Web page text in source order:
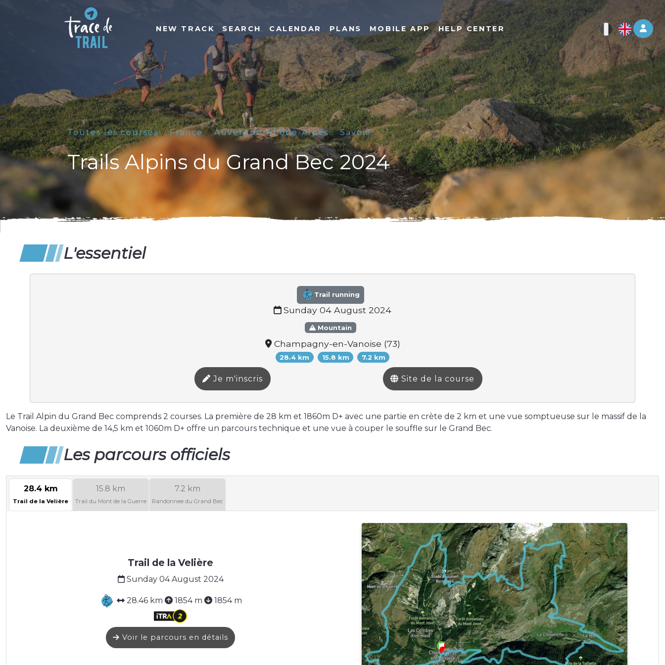
Log
NEW TRACK SEARCH CALENDAR PLANS MOBILE APP HELP CENTER
Toutes les courses France Auvergne-Rhône-Alpes Savoie
Trails Alpins du Grand Bec 2024
L'essentiel
Trail running
Sunday 04 August 2024
Mountain
Champagny-en-Vanoise (73)
28.4 km 15.8 km 7.2 km
Je m'inscris Site de la course
Le Trail Alpin du Grand Bec comprends 2 courses. La première de 28 km et 1860m D+ avec une partie en crète de 2 km et une vue somptueuse sur le massif de la
Vanoise. La deuxième de 14,5 km et 1060m D+ offre un parcours technique et une vue à couper le souffle sur le Grand Bec.
Les parcours officiels
28.4 km
Trail de la Velière
15.8 km
Trail du Mont de la Guerre
7.2 km
Randonnee du Grand Bec
Trail de la Velière
Sunday 04 August 2024
28.46 km 1854 m 1854 m
Voir le parcours en détails